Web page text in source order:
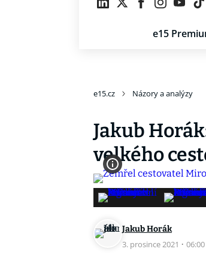
e15
e15.cz Názory a analýzy
Jakub
velkého
Jakub Horák
3. prosince 2021 · 06:00